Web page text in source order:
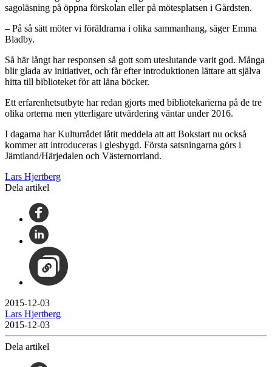
sagoläsning på öppna förskolan eller på mötesplatsen i Gårdsten.
– På så sätt möter vi föräldrarna i olika sammanhang, säger Emma
Bladby.
Så här långt har responsen så gott som uteslutande varit god. Många
blir glada av initiativet, och får efter introduktionen lättare att själva
hitta till biblioteket för att låna böcker.
Ett erfarenhetsutbyte har redan gjorts med bibliotekarierna på de tre
olika orterna men ytterligare utvärdering väntar under 2016.
I dagarna har Kulturrådet låtit meddela att att Bokstart nu också
kommer att introduceras i glesbygd. Första satsningarna görs i
Jämtland/Härjedalen och Västernorrland.
Lars Hjertberg
Dela artikel
2015-12-03
Lars Hjertberg
2015-12-03
Dela artikel